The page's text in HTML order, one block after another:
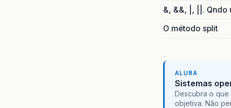
&, &&, |, ||. Qndo
O método split
ALURA
Sistemas
Descubra o que
objetiva. Não